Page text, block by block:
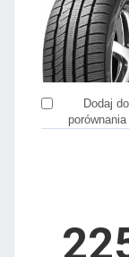
Dodaj do
porównania